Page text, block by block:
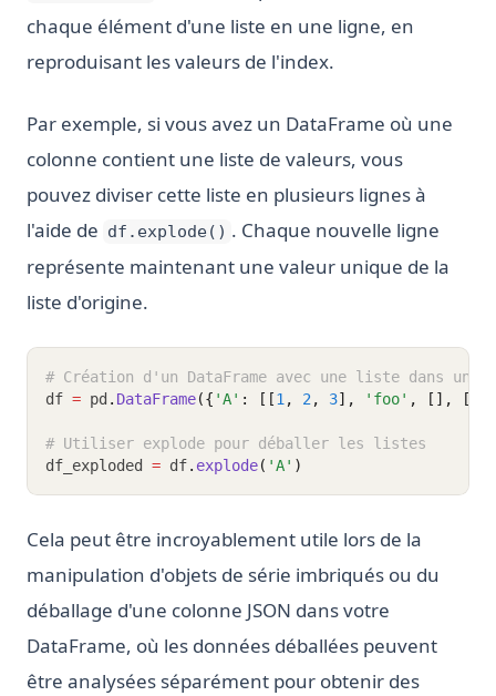
chaque élément d'une liste en une ligne, en
reproduisant les valeurs de l'index.
Par exemple, si vous avez un DataFrame où une
colonne contient une liste de valeurs, vous
pouvez diviser cette liste en plusieurs lignes à
l'aide de df.explode() . Chaque nouvelle ligne
représente maintenant une valeur unique de la
liste d'origine.
# Création d'un DataFrame avec une liste dans une
df = pd . DataFrame({ 'A' : [[1 , 2 , 3], 'foo' , [], [
# Utiliser explode pour déballer les listes
df_exploded = df. explode( 'A' )
Cela peut être incroyablement utile lors de la
manipulation d'objets de série imbriqués ou du
déballage d'une colonne JSON dans votre
DataFrame, où les données déballées peuvent
être analysées séparément pour obtenir des